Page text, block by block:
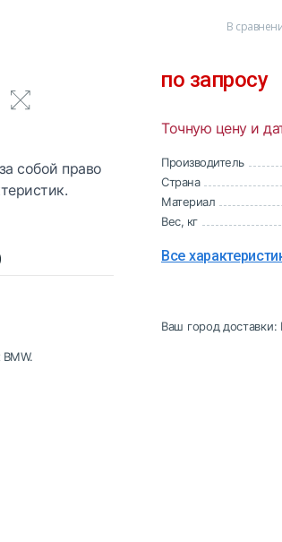
собой право
В
по запросу
Точную цену и
Производитель
Страна
Материал
Вес, кг
Все
Ваш город доставки: